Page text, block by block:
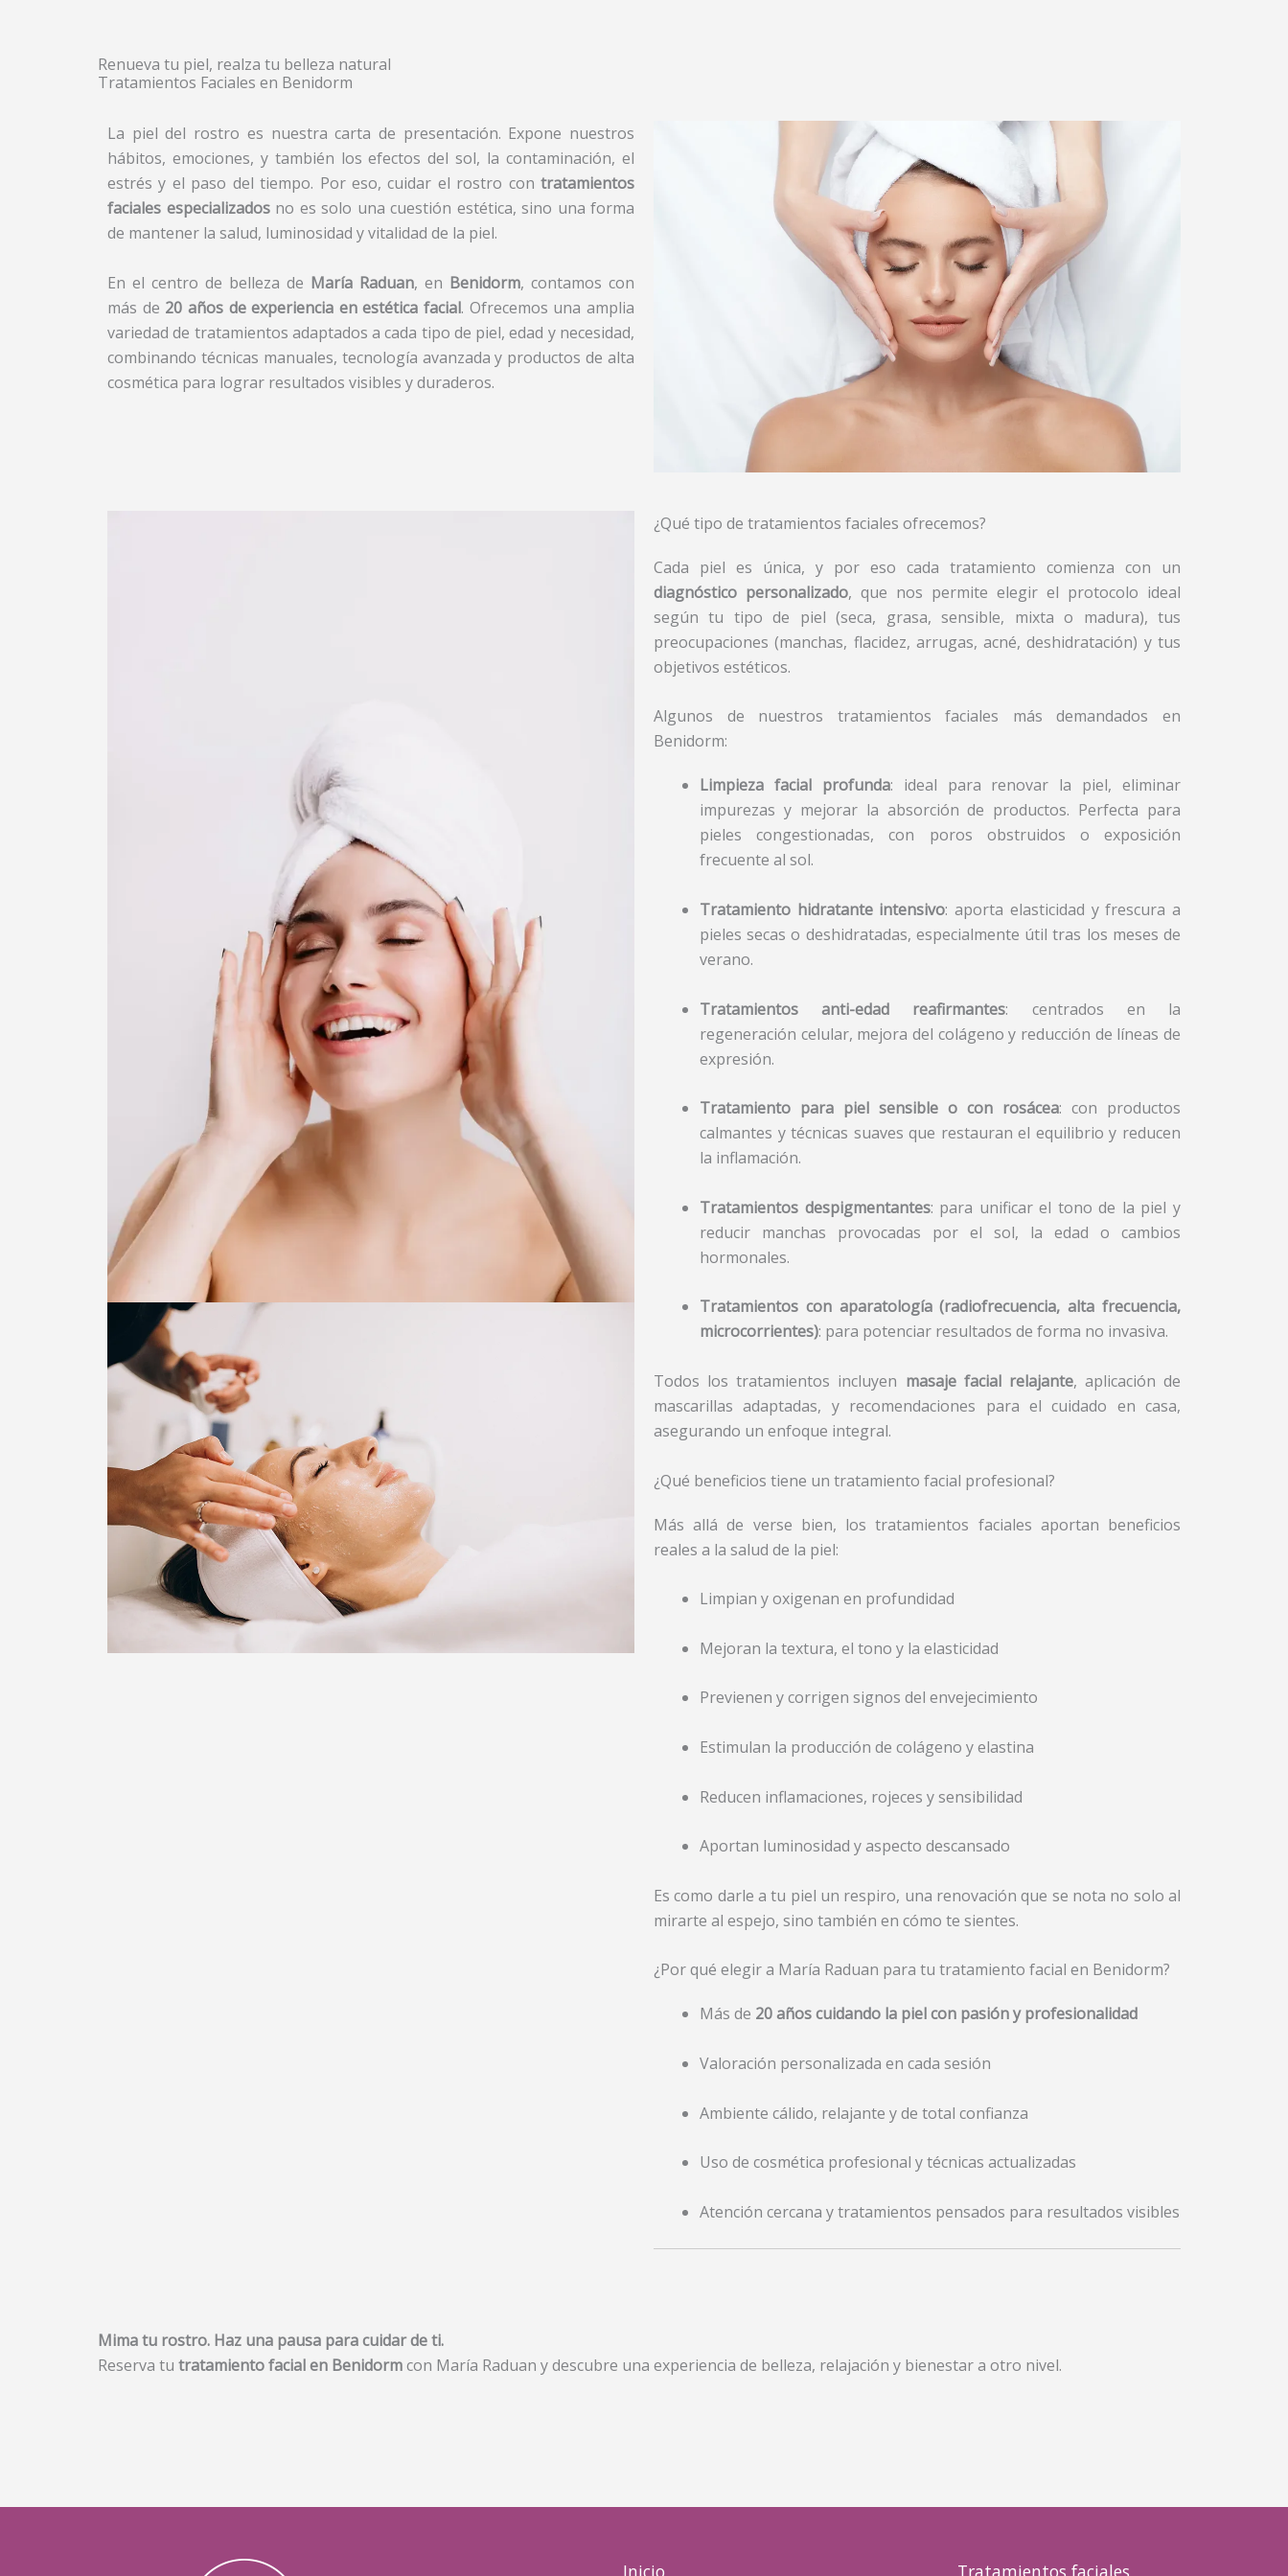
Renueva tu piel, realza tu belleza natural
Tratamientos Faciales en Benidorm
La piel del rostro es nuestra carta de presentación. Expone nuestros
hábitos, emociones, y también los efectos del sol, la contaminación, el
estrés y el paso del tiempo. Por eso, cuidar el rostro con tratamientos
faciales especializadosno es solo una cuestión estética, sino una forma
de mantener la salud, luminosidad y vitalidad de la piel.
En el centro de belleza de María Raduan, en Benidorm, contamos con
más de 20 años de experiencia en estética facial. Ofrecemos una amplia
variedad de tratamientos adaptados a cada tipo de piel, edad y necesidad,
combinando técnicas manuales, tecnología avanzada y productos de alta
cosmética para lograr resultados visibles y duraderos.
¿Qué tipo de tratamientos faciales ofrecemos?
Cada piel es única, y por eso cada tratamiento comienza con un
diagnóstico personalizado, que nos permite elegir el protocolo ideal
según tu tipo de piel (seca, grasa, sensible, mixta o madura), tus
preocupaciones (manchas, flacidez, arrugas, acné, deshidratación) y tus
objetivos estéticos.
Algunos de nuestros tratamientos faciales más demandados en
Benidorm:
Limpieza facial profunda: ideal para renovar la piel, eliminar
impurezas y mejorar la absorción de productos. Perfecta para
pieles congestionadas, con poros obstruidos o exposición
frecuente al sol.
Tratamiento hidratante intensivo: aporta elasticidad y frescura a
pieles secas o deshidratadas, especialmente útil tras los meses de
verano.
Tratamientos anti-edad reafirmantes: centrados en la
regeneración celular, mejora del colágeno y reducción de líneas de
expresión.
Tratamiento para piel sensible o con rosácea: con productos
calmantes y técnicas suaves que restauran el equilibrio y reducen
la inflamación.
Tratamientos despigmentantes: para unificar el tono de la piel y
reducir manchas provocadas por el sol, la edad o cambios
hormonales.
Tratamientos con aparatología (radiofrecuencia, alta frecuencia,
microcorrientes): para potenciar resultados de forma no invasiva.
Todos los tratamientos incluyen masaje facial relajante, aplicación de
mascarillas adaptadas, y recomendaciones para el cuidado en casa,
asegurando un enfoque integral.
¿Qué beneficios tiene un tratamiento facial profesional?
Más allá de verse bien, los tratamientos faciales aportan beneficios
reales a la salud de la piel:
Limpian y oxigenan en profundidad
Mejoran la textura, el tono y la elasticidad
Previenen y corrigen signos del envejecimiento
Estimulan la producción de colágeno y elastina
Reducen inflamaciones, rojeces y sensibilidad
Aportan luminosidad y aspecto descansado
Es como darle a tu piel un respiro, una renovación que se nota no solo al
mirarte al espejo, sino también en cómo te sientes.
¿Por qué elegir a María Raduan para tu tratamiento facial en Benidorm?
Más de 20 años cuidando la piel con pasión y profesionalidad
Valoración personalizada en cada sesión
Ambiente cálido, relajante y de total confianza
Uso de cosmética profesional y técnicas actualizadas
Atención cercana y tratamientos pensados para resultados visibles
Mima tu rostro. Haz una pausa para cuidar de ti.
Reserva tu tratamiento facial en Benidormcon María Raduan y descubre una experiencia de belleza, relajación y bienestar a otro nivel.